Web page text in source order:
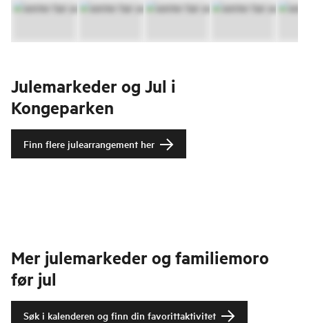
Julemarkeder og Jul i
Kongeparken
Finn flere julearrangement her
Mer julemarkeder og familiemoro
før jul
Søk i kalenderen og finn din favorittaktivitet